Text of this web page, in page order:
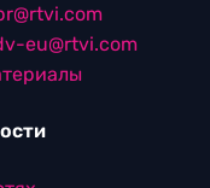
eu@rtvi.com